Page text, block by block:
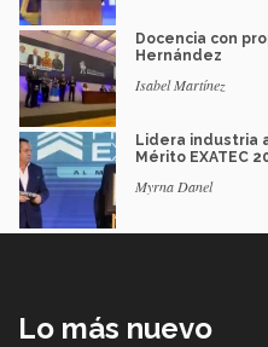
Docencia con
Hernández
Isabel Martínez
Lidera industria
Mérito EXATEC
Myrna Danel
Lo más nuevo